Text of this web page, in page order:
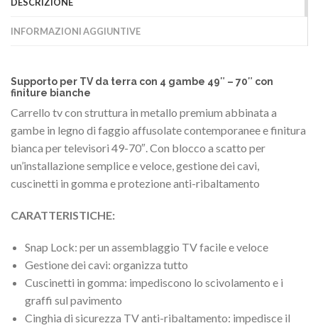
INFORMAZIONI AGGIUNTIVE
Supporto per TV da terra con 4 gambe 49″ – 70″ con
finiture bianche
Carrello tv con struttura in metallo premium abbinata a
gambe in legno di faggio affusolate contemporanee e finitura
bianca per televisori 49-70″. Con blocco a scatto per
un’installazione semplice e veloce, gestione dei cavi,
cuscinetti in gomma e protezione anti-ribaltamento
CARATTERISTICHE:
Snap Lock: per un assemblaggio TV facile e veloce
Gestione dei cavi: organizza tutto
Cuscinetti in gomma: impediscono lo scivolamento e i
graffi sul pavimento
Cinghia di sicurezza TV anti-ribaltamento: impedisce il